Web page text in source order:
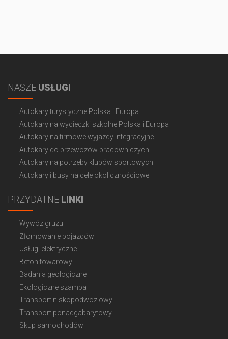
NASZE USŁUGI
Autokary turystyczne Polska i Europa
Autokary na wycieczki szkolne Polska i Europa
Autokary na firmowe wyjazdy integracyjne
Autokary do przewozów pracowniczych
Autokary na potrzeby klubów sportowych
Autokary i busy na cele okolicznościowe
PRZYDATNE LINKI
Wywóz gruzu
Złomowanie pojazdów
Usługi elektryczne
Beton towarowy
Badania geologiczne
Ekologiczne szamba
Transport niskopodwoziowy
Transport ponadgabarytowy
Skup samochodów